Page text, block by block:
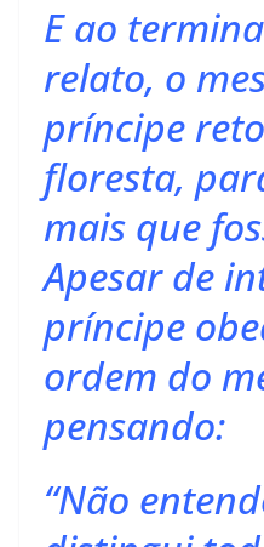
E ao
relato, o
príncipe
floresta,
mais que
Apesar de
príncipe
ordem do
pensando:
“Não